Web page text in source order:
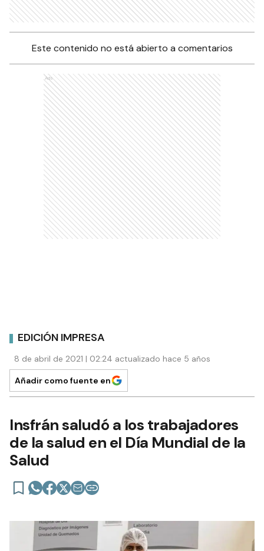
Este contenido no está abierto a comentarios
Ads
EDICIÓN IMPRESA
8 de abril de 2021 | 02:24 actualizado hace 5 años
Añadir como fuente en
Insfrán saludó a los trabajadores
de la salud en el Día Mundial de la
Salud